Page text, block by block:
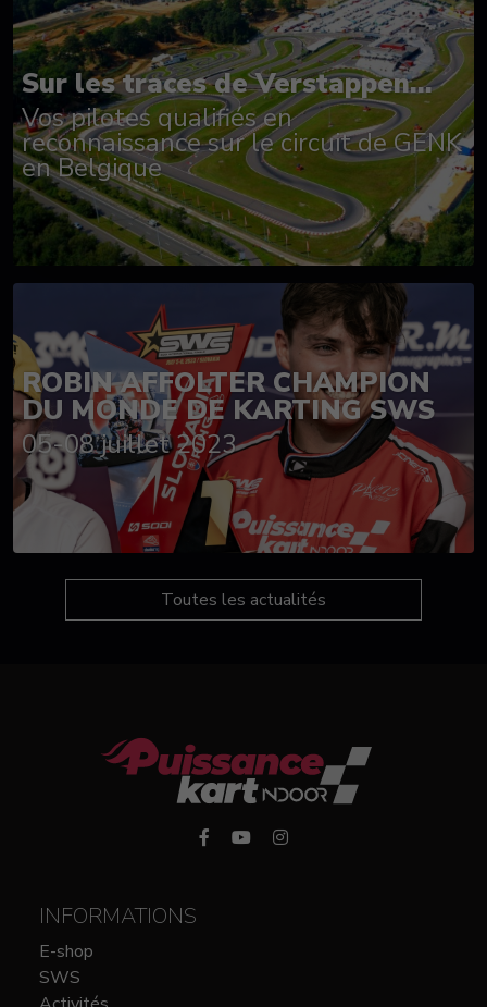
Sur les traces de Verstappen...
Vos pilotes qualifiés en
reconnaissance sur le circuit de GENK
en Belgique
ROBIN AFFOLTER CHAMPION
DU MONDE DE KARTING SWS
05-08 juillet 2023
Toutes les actualités
INFORMATIONS
E-shop
SWS